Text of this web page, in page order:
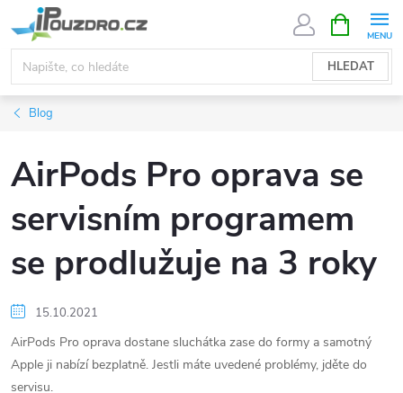
na
obsah
HLEDAT
NÁKUPNÍ
KOŠÍK
Blog
AirPods Pro oprava se
servisním programem
se prodlužuje na 3 roky
15.10.2021
AirPods Pro oprava dostane sluchátka zase do formy a samotný
Apple ji nabízí bezplatně. Jestli máte uvedené problémy, jděte do
servisu.